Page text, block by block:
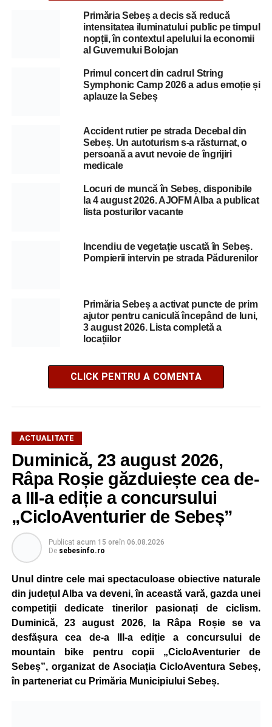
Primăria Sebeș a decis să reducă
intensitatea iluminatului public pe timpul
nopții, în contextul apelului la economii
al Guvernului Bolojan
Primul concert din cadrul String
Symphonic Camp 2026 a adus emoție și
aplauze la Sebeș
Accident rutier pe strada Decebal din
Sebeș. Un autoturism s-a răsturnat, o
persoană a avut nevoie de îngrijiri
medicale
Locuri de muncă în Sebeș, disponibile
la 4 august 2026. AJOFM Alba a publicat
lista posturilor vacante
Incendiu de vegetație uscată în Sebeș.
Pompierii intervin pe strada Pădurenilor
Primăria Sebeș a activat puncte de prim
ajutor pentru caniculă începând de luni,
3 august 2026. Lista completă a
locațiilor
CLICK PENTRU A COMENTA
ACTUALITATE
Duminică, 23 august 2026,
Râpa Roșie găzduiește cea de-
a III-a ediție a concursului
„CicloAventurier de Sebeș”
Publicat acum 15 oreîn 06.08.2026
De sebesinfo.ro
Unul dintre cele mai spectaculoase obiective naturale
din județul Alba va deveni, în această vară, gazda unei
competiții dedicate tinerilor pasionați de ciclism.
Duminică, 23 august 2026, la Râpa Roșie se va
desfășura cea de-a III-a ediție a concursului de
mountain bike pentru copii „CicloAventurier de
Sebeș”, organizat de Asociația CicloAventura Sebeș,
în parteneriat cu Primăria Municipiului Sebeș.